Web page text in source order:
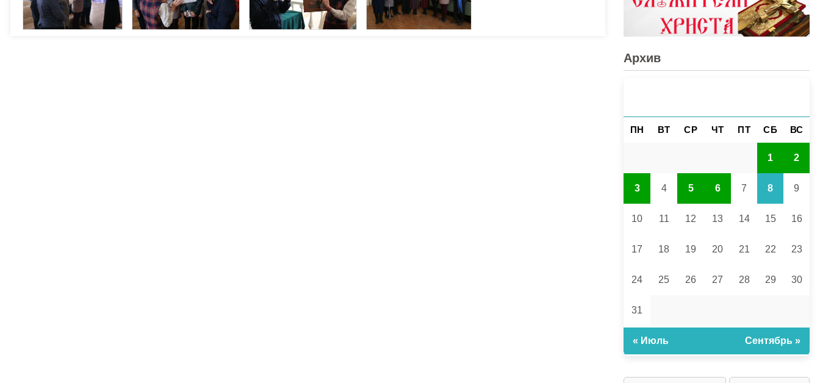
Архив
ПН ВТ СР ЧТ ПТ СБ ВС
1 2
3 4 5 6 7 8 9
10 11 12 13 14 15 16
17 18 19 20 21 22 23
24 25 26 27 28 29 30
31
« Июль Сентябрь »